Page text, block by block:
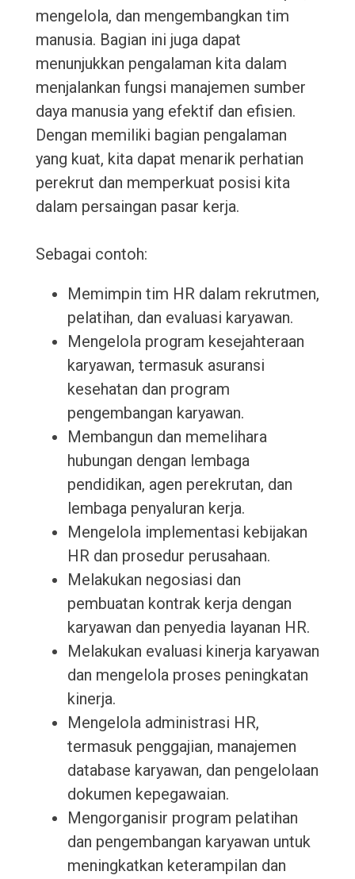
mengelola, dan mengembangkan tim
manusia. Bagian ini juga dapat
menunjukkan pengalaman kita dalam
menjalankan fungsi manajemen sumber
daya manusia yang efektif dan efisien.
Dengan memiliki bagian pengalaman
yang kuat, kita dapat menarik perhatian
perekrut dan memperkuat posisi kita
dalam persaingan pasar kerja.
Sebagai contoh:
Memimpin tim HR dalam rekrutmen,
pelatihan, dan evaluasi karyawan.
Mengelola program kesejahteraan
karyawan, termasuk asuransi
kesehatan dan program
pengembangan karyawan.
Membangun dan memelihara
hubungan dengan lembaga
pendidikan, agen perekrutan, dan
lembaga penyaluran kerja.
Mengelola implementasi kebijakan
HR dan prosedur perusahaan.
Melakukan negosiasi dan
pembuatan kontrak kerja dengan
karyawan dan penyedia layanan HR.
Melakukan evaluasi kinerja karyawan
dan mengelola proses peningkatan
kinerja.
Mengelola administrasi HR,
termasuk penggajian, manajemen
database karyawan, dan pengelolaan
dokumen kepegawaian.
Mengorganisir program pelatihan
dan pengembangan karyawan untuk
meningkatkan keterampilan dan